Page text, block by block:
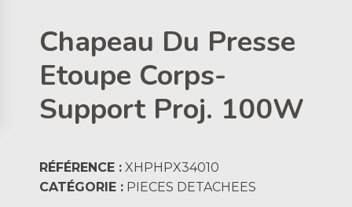
Chapeau Du Presse
Etoupe Corps-
Support Proj. 100W
RÉFÉRENCE : XHPHPX34010
CATÉGORIE : PIECES DETACHEES